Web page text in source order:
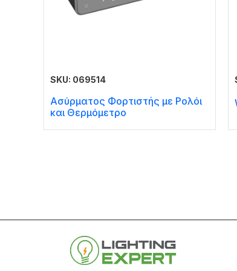
SKU: 069514
Ασύρματος Φορτιστής με Ρολόι
και Θερμόμετρο